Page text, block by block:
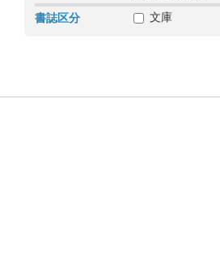
書誌区分
文庫